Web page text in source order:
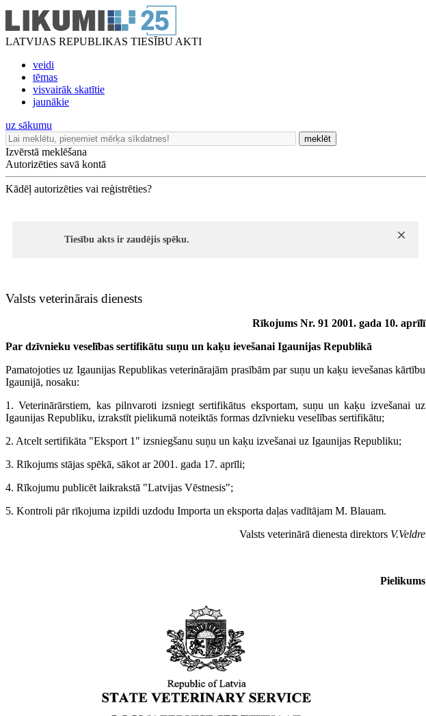
LATVIJAS REPUBLIKAS TIESĪBU AKTI
veidi
tēmas
visvairāk skatītie
jaunākie
uz sākumu
meklēt
Izvērstā meklēšana
Autorizēties savā kontā
Kādēļ autorizēties vai reģistrēties?
Tiesību akts ir zaudējis spēku.
Valsts veterinārais dienests
Rīkojums Nr. 91 2001. gada 10. aprīlī
Par dzīvnieku veselības sertifikātu suņu un kaķu ievešanai Igaunijas Republikā
Pamatojoties uz Igaunijas Republikas veterinārajām prasībām par suņu un kaķu ievešanas kārtību
Igaunijā, nosaku:
1. Veterinārārstiem, kas pilnvaroti izsniegt sertifikātus eksportam, suņu un kaķu izvešanai uz
Igaunijas Republiku, izrakstīt pielikumā noteiktās formas dzīvnieku veselības sertifikātu;
2. Atcelt sertifikāta "Eksport 1" izsniegšanu suņu un kaķu izvešanai uz Igaunijas Republiku;
3. Rīkojums stājas spēkā, sākot ar 2001. gada 17. aprīli;
4. Rīkojumu publicēt laikrakstā "Latvijas Vēstnesis";
5. Kontroli pār rīkojuma izpildi uzdodu Importa un eksporta daļas vadītājam M. Blauam.
Valsts veterinārā dienesta direktors V.Veldre
Pielikums